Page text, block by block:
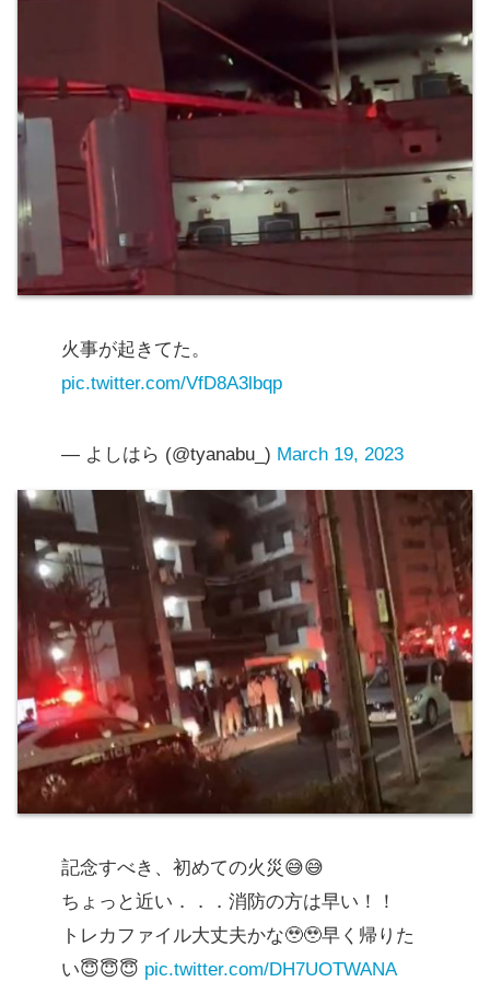
火事が起きてた。
pic.twitter.com/VfD8A3lbqp
— よしはら (@tyanabu_) March 19, 2023
記念すべき、初めての火災😅😅
ちょっと近い．．．消防の方は早い！！
トレカファイル大丈夫かな🥹🥹早く帰りた
い😇😇😇 pic.twitter.com/DH7UOTWANA